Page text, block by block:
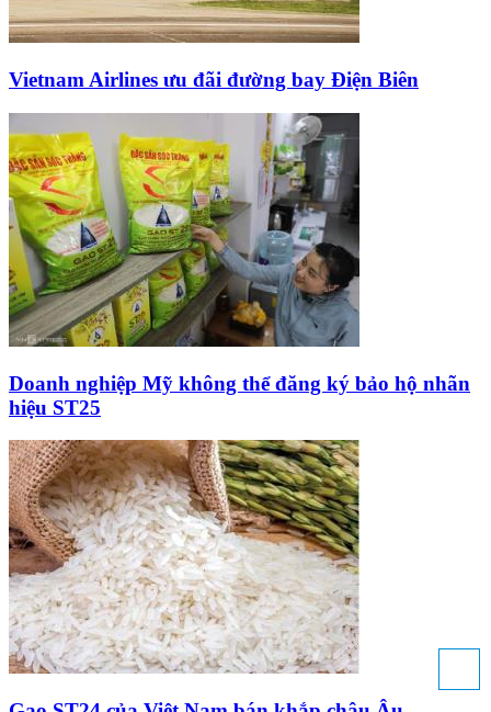
Vietnam Airlines ưu đãi đường bay Điện Biên
Doanh nghiệp Mỹ không thể đăng ký bảo hộ nhãn
hiệu ST25